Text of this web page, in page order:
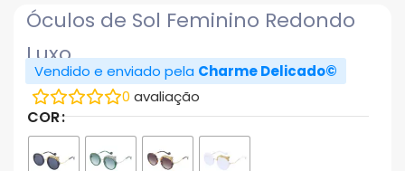
Óculos de Sol Feminino Redondo
Luxo
Vendido e enviado pela Charme Delicado©
0 avaliação
COR